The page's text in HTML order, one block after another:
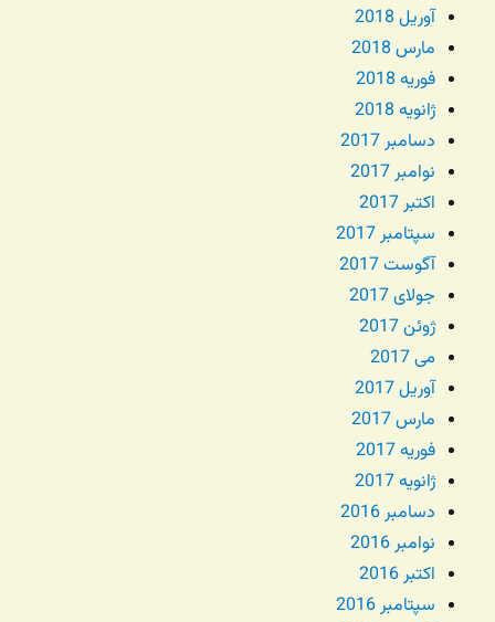
آوریل 2018
مارس 2018
فوریه 2018
ژانویه 2018
دسامبر 2017
نوامبر 2017
اکتبر 2017
سپتامبر 2017
آگوست 2017
جولای 2017
ژوئن 2017
می 2017
آوریل 2017
مارس 2017
فوریه 2017
ژانویه 2017
دسامبر 2016
نوامبر 2016
اکتبر 2016
سپتامبر 2016